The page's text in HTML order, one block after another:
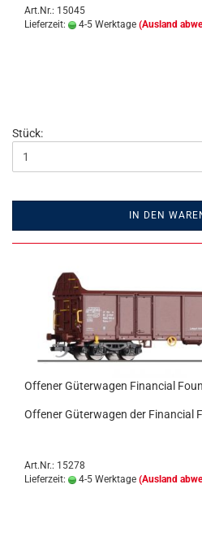
Art.Nr.: 15045
Lieferzeit:
4-5 Werktage (Ausland
Stück:
IN DEN
Offener Güterwagen Financial
Offener Güterwagen der Financial
Art.Nr.: 15278
Lieferzeit:
4-5 Werktage (Ausland